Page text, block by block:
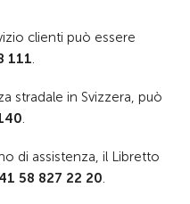
clienti può essere
111.
stradale in Svizzera, può
.
di assistenza, il Libretto
58 827 22 20.